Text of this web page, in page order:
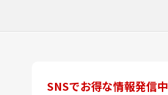
SNSでお得な情報発信中